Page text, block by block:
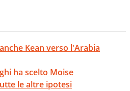
Kean verso l'Arabia
ha scelto Moise
le altre ipotesi